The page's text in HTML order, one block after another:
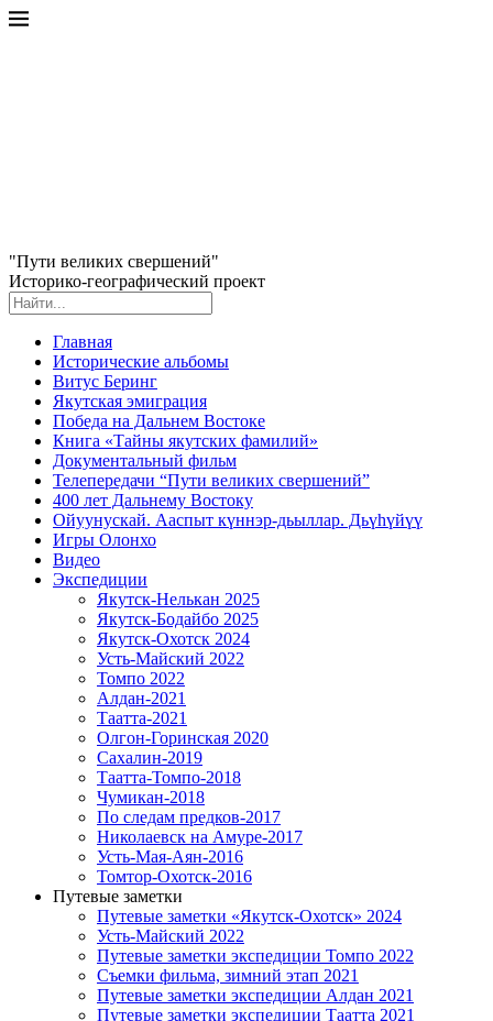
"Пути великих свершений"
Историко-географический проект
Главная
Исторические альбомы
Витус Беринг
Якутская эмиграция
Победа на Дальнем Востоке
Книга «Тайны якутских фамилий»
Документальный фильм
Телепередачи “Пути великих свершений”
400 лет Дальнему Востоку
Ойуунускай. Ааспыт күннэр-дьыллар. Дьүһүйүү
Игры Олонхо
Видео
Экспедиции
Якутск-Нелькан 2025
Якутск-Бодайбо 2025
Якутск-Охотск 2024
Усть-Майский 2022
Томпо 2022
Алдан-2021
Таатта-2021
Олгон-Горинская 2020
Сахалин-2019
Таатта-Томпо-2018
Чумикан-2018
По следам предков-2017
Николаевск на Амуре-2017
Усть-Мая-Аян-2016
Томтор-Охотск-2016
Путевые заметки
Путевые заметки «Якутск-Охотск» 2024
Усть-Майский 2022
Путевые заметки экспедиции Томпо 2022
Съемки фильма, зимний этап 2021
Путевые заметки экспедиции Алдан 2021
Путевые заметки экспедиции Таатта 2021